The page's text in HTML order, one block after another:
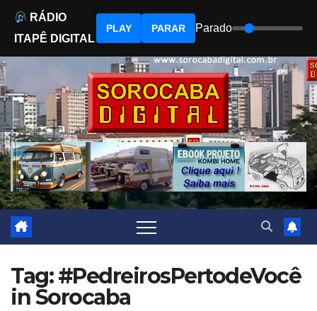
to
content
Tag: #PedreirosPertodeVocê
in Sorocaba
RÁDIO
ITAPÊ DIGITAL
PLAY PARAR Parado